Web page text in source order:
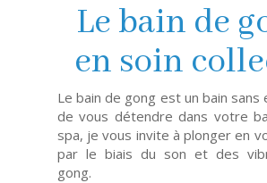
Le bain de
en soin
Le bain de gong est un bain sans
de vous détendre dans votre
spa, je vous invite à plonger en
par le biais du son et des
gong.